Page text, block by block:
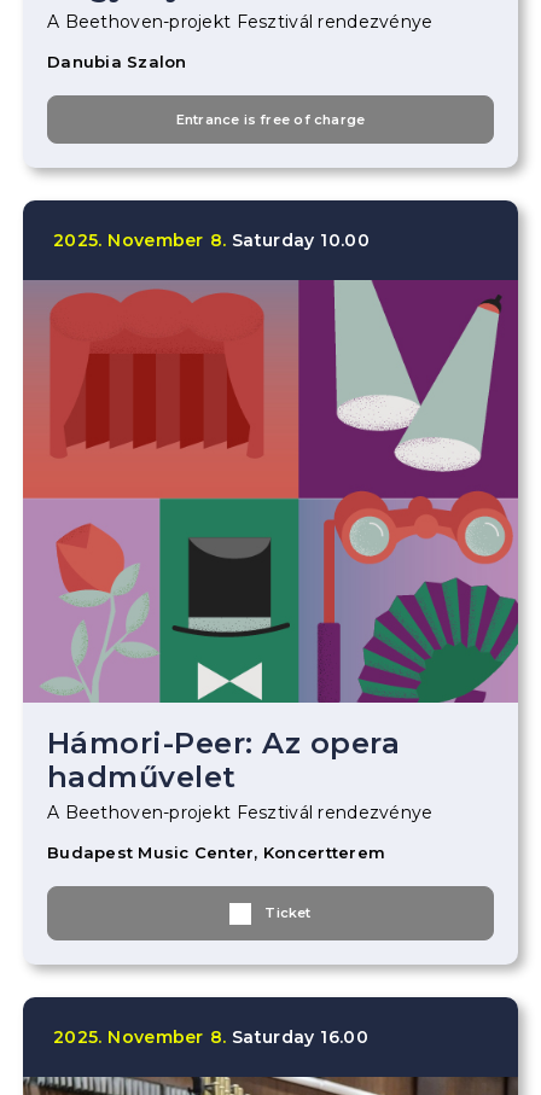
A Beethoven-projekt Fesztivál rendezvénye
Danubia Szalon
Entrance is free of charge
2025. November 8. Saturday 10.00
Hámori-Peer: Az opera
hadművelet
A Beethoven-projekt Fesztivál rendezvénye
Budapest Music Center, Koncertterem
Ticket
2025. November 8. Saturday 16.00